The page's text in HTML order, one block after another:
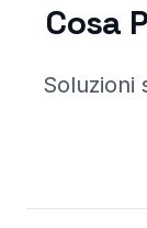
Cosa
Soluzioni